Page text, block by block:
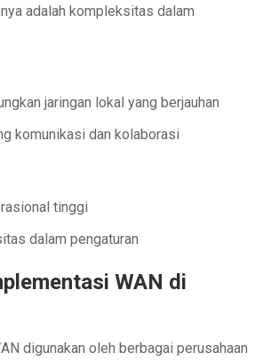
adalah kompleksitas dalam
jaringan lokal yang berjauhan
komunikasi dan kolaborasi
tinggi
dalam pengaturan
WAN di
digunakan oleh berbagai perusahaan